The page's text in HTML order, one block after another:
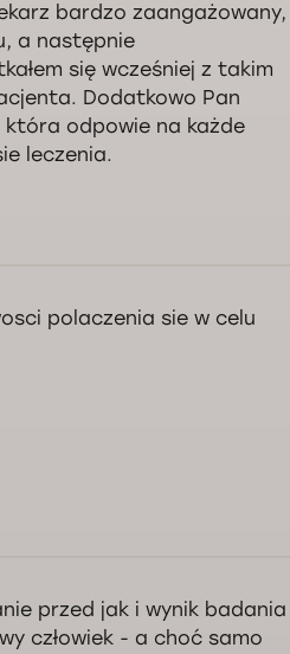
bardzo zaangażowany,
a następnie
się wcześniej z takim
Dodatkowo Pan
odpowie na każde
leczenia.
polaczenia sie w celu
przed jak i wynik badania
człowiek - a choć samo